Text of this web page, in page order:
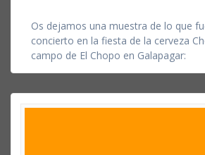
Os dejamos una muestra de lo que
concierto en la fiesta de la cerveza
campo de El Chopo en Galapagar: